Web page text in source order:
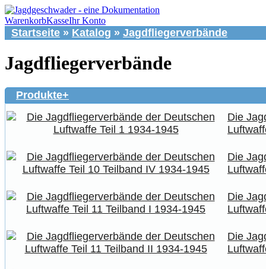
WarenkorbKasseIhr Konto
Startseite » Katalog » Jagdfliegerverbände
Jagdfliegerverbände
Produkte+
Die
Die
Die
Die